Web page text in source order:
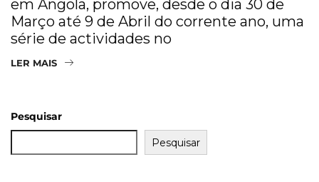
em Angola, promove, desde o dia 30 de
Março até 9 de Abril do corrente ano, uma
série de actividades no
LER MAIS
Pesquisar
Pesquisar